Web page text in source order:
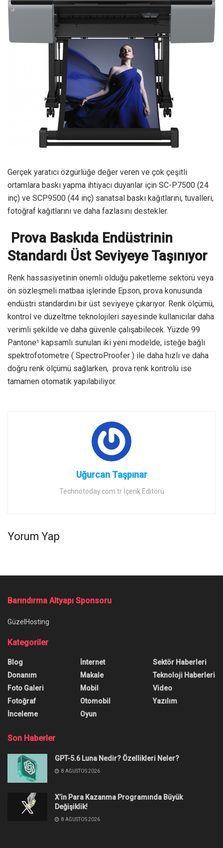
Gerçek yaratıcı özgürlüğe değer veren ve çok çeşitli
ortamlara baskı yapma ihtiyacı duyanlar için SC-P7500 (24
inç) ve SCP9500 (44 inç) sanatsal baskı kağıtlarını, tuvalleri,
fotoğraf kağıtlarını ve daha fazlasını destekler.
Prova Baskıda Endüstrinin
Standardı Üst Seviyeye Taşınıyor
Renk hassasiyetinin önemli olduğu paketleme sektörü veya
ön sözleşmeli matbaa işlerinde Epson, prova konusunda
endüstri standardını bir üst seviyeye çıkarıyor. Renk ölçümü,
kontrol ve düzeltme teknolojileri sayesinde kullanıcılar daha
verimli şekilde ve daha güvenle çalışabilecek. Yüzde 99
Pantone¹ kapsamlı sunulan iki yeni modelde, isteğe bağlı
spektrofotometre ( SpectroProofer ) ile daha hızlı ve daha
doğru renk ölçümü sağlarken, prova renk kontrolü ise
tamamen otomatik yapılabiliyor.
Uğurcan Taşpınar
Technotoday.com.tr İçerik Editörü
Yorum Yap
Barındırma Altyapı Sponsoru
GüzelHosting
Kategoriler
Blog
Donanım
Foto Galeri
Fotoğraf
İnceleme
İnternet
Makale
Mobil
Otomobil
Oyun
Sektör Haberleri
Teknoloji Haberleri
Video
Yazılım
Son Haberler
GPT-5.6 Luna Nedir? Özellikleri Neler?
8 AĞUSTOS 2026
X’in Para Kazanma Programında Büyük
Değişiklik!
8 AĞUSTOS 2026